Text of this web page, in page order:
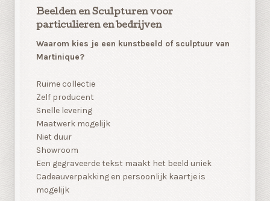
Beelden en Sculpturen voor
particulieren en bedrijven
Waarom kies je een kunstbeeld of sculptuur van
Martinique?
Ruime collectie
Zelf producent
Snelle levering
Maatwerk mogelijk
Niet duur
Showroom
Een gegraveerde tekst maakt het beeld uniek
Cadeauverpakking en persoonlijk kaartje is
mogelijk